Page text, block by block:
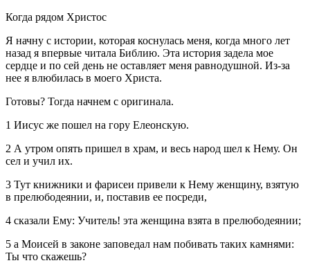
Когда рядом Христос
Я начну с истории, которая коснулась меня, когда много лет
назад я впервые читала Библию. Эта история задела мое
сердце и по сей день не оставляет меня равнодушной. Из-за
нее я влюбилась в моего Христа.
Готовы? Тогда начнем с оригинала.
1 Иисус же пошел на гору Елеонскую.
2 А утром опять пришел в храм, и весь народ шел к Нему. Он
сел и учил их.
3 Тут книжники и фарисеи привели к Нему женщину, взятую
в прелюбодеянии, и, поставив ее посреди,
4 сказали Ему: Учитель! эта женщина взята в прелюбодеянии;
5 а Моисей в законе заповедал нам побивать таких камнями:
Ты что скажешь?